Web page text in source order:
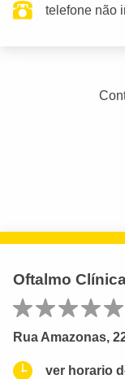
telefone não
Oftalmo
Rua Amazonas,
ver horario